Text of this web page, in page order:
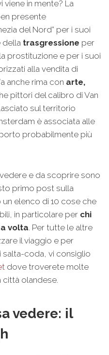
in mente? La
presente
del Nord” per i suoi
della trasgressione per
prostituzione e per i suoi
alla vendita di
anche rima con arte,
pittori del calibro di Van
sul territorio
è associata alle
probabilmente più
e da scoprire sono
primo post sulla
elenco di 10 cose che
in particolare per chi
volta. Per tutte le altre
il viaggio e per
coda, vi consiglio
dove troverete molte
città olandese.
vedere: il